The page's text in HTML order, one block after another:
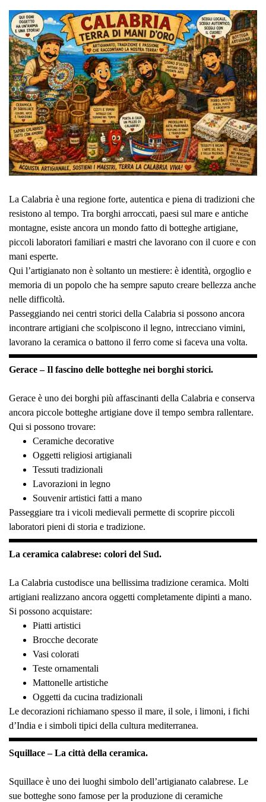
La Calabria è una regione forte, autentica e piena di tradizioni che
resistono al tempo. Tra borghi arroccati, paesi sul mare e antiche
montagne, esiste ancora un mondo fatto di botteghe artigiane,
piccoli laboratori familiari e mastri che lavorano con il cuore e con
mani esperte.
Qui l’artigianato non è soltanto un mestiere: è identità, orgoglio e
memoria di un popolo che ha sempre saputo creare bellezza anche
nelle difficoltà.
Passeggiando nei centri storici della Calabria si possono ancora
incontrare artigiani che scolpiscono il legno, intrecciano vimini,
lavorano la ceramica o battono il ferro come si faceva una volta.
Gerace – Il fascino delle botteghe nei borghi storici.
Gerace è uno dei borghi più affascinanti della Calabria e conserva
ancora piccole botteghe artigiane dove il tempo sembra rallentare.
Qui si possono trovare:
Ceramiche decorative
Oggetti religiosi artigianali
Tessuti tradizionali
Lavorazioni in legno
Souvenir artistici fatti a mano
Passeggiare tra i vicoli medievali permette di scoprire piccoli
laboratori pieni di storia e tradizione.
La ceramica calabrese: colori del Sud.
La Calabria custodisce una bellissima tradizione ceramica. Molti
artigiani realizzano ancora oggetti completamente dipinti a mano.
Si possono acquistare:
Piatti artistici
Brocche decorate
Vasi colorati
Teste ornamentali
Mattonelle artistiche
Oggetti da cucina tradizionali
Le decorazioni richiamano spesso il mare, il sole, i limoni, i fichi
d’India e i simboli tipici della cultura mediterranea.
Squillace – La città della ceramica.
Squillace è uno dei luoghi simbolo dell’artigianato calabrese. Le
sue botteghe sono famose per la produzione di ceramiche